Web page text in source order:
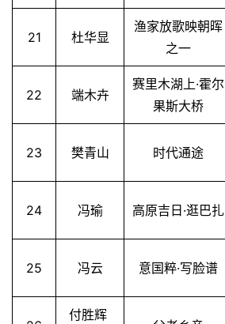
21 杜华显
渔家放歌映朝晖
之一
22 端木卉
赛里木湖上·霍尔
果斯大桥
23 樊青山 时代通途
24 冯瑜 高原吉日·逛巴扎
25 冯云 意国粹·写脸谱
付胜辉